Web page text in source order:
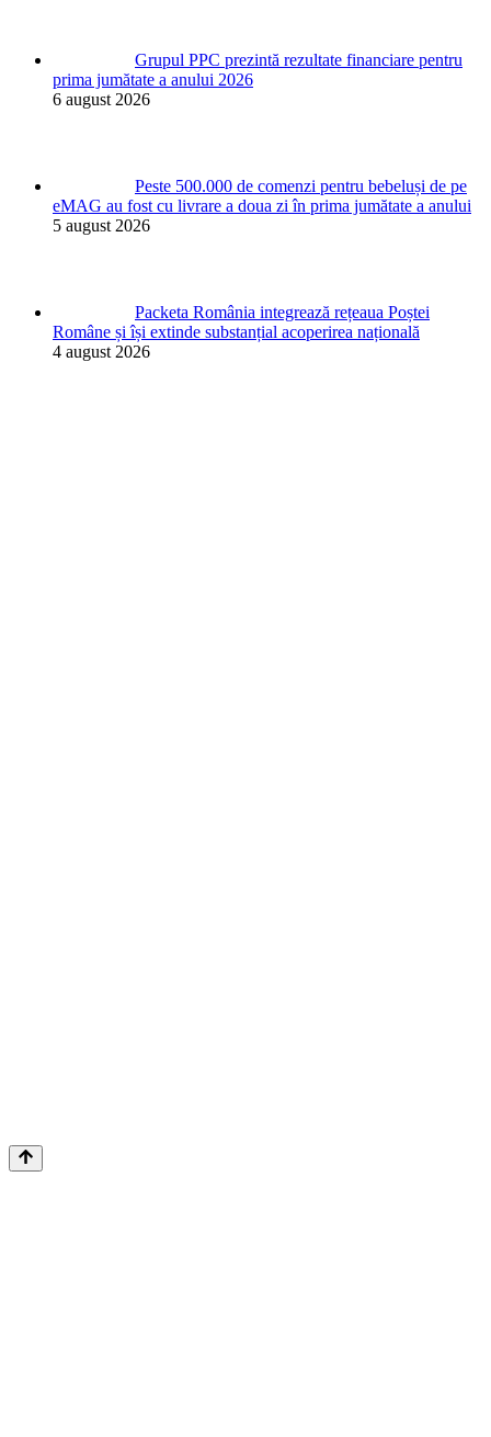
Grupul PPC prezintă rezultate financiare pentru
prima jumătate a anului 2026
6 august 2026
Peste 500.000 de comenzi pentru bebeluși de pe
eMAG au fost cu livrare a doua zi în prima jumătate a anului
5 august 2026
Packeta România integrează rețeaua Poștei
Române și își extinde substanțial acoperirea națională
4 august 2026